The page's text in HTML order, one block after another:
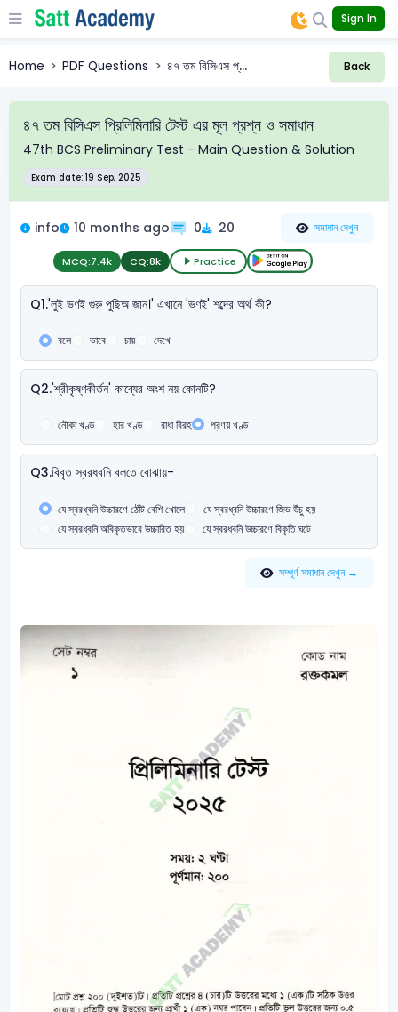
Sign In
Home PDF Questions ৪৭ তম বিসিএস প্... Back
৪৭ তম বিসিএস প্রিলিমিনারি টেস্ট এর মূল প্রশ্ন ও সমাধান
47th BCS Preliminary Test - Main Question & Solution
Exam date: 19 Sep, 2025
info 10 months ago 0 20 সমাধান দেখুন
MCQ:7.4k CQ:8k Practice
Q1.'লুই ভণই গুরু পুছিঅ জান।' এখানে 'ভণই' শব্দের অর্থ কী?
বলে ভাবে চায় দেখে
Q2.'শ্রীকৃষ্ণকীর্তন' কাব্যের অংশ নয় কোনটি?
নৌকা খণ্ড হার খণ্ড রাধা বিরহ প্রণয় খণ্ড
Q3.বিবৃত স্বরধ্বনি বলতে বোঝায়-
যে স্বরধ্বনি উচ্চারণে ঠোঁট বেশি খোলে
যে স্বরধ্বনি উচ্চারণে জিভ উঁচু হয়
যে স্বরধ্বনি অবিকৃতভাবে উচ্চারিত হয়
যে স্বরধ্বনি উচ্চারণে বিকৃতি ঘটে
সম্পূর্ণ সমাধান দেখুন →